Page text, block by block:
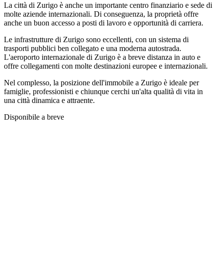
La città di Zurigo è anche un importante centro finanziario e sede di
molte aziende internazionali. Di conseguenza, la proprietà offre
anche un buon accesso a posti di lavoro e opportunità di carriera.
Le infrastrutture di Zurigo sono eccellenti, con un sistema di
trasporti pubblici ben collegato e una moderna autostrada.
L'aeroporto internazionale di Zurigo è a breve distanza in auto e
offre collegamenti con molte destinazioni europee e internazionali.
Nel complesso, la posizione dell'immobile a Zurigo è ideale per
famiglie, professionisti e chiunque cerchi un'alta qualità di vita in
una città dinamica e attraente.
Disponibile a breve